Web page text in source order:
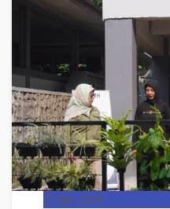
21 Apr 2026